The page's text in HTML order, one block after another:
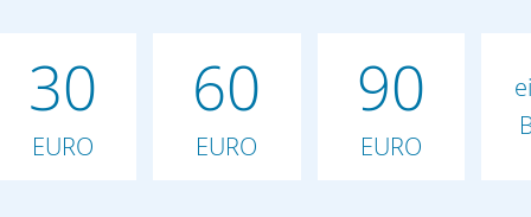
30
EURO
60
EURO
90
EURO